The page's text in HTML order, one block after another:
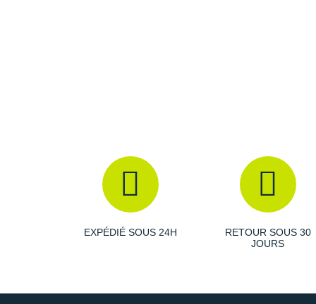
EXPÉDIÉ SOUS 24H
RETOUR SOUS 30
JOURS